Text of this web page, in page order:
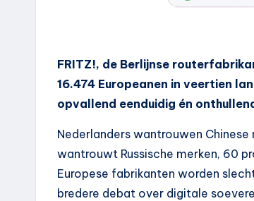
FRITZ!, de Berlijnse
16.474 Europeanen in veertien
opvallend eenduidig én
Nederlanders wantrouwen
wantrouwt Russische merken, 60
Europese fabrikanten worden
bredere debat over digitale